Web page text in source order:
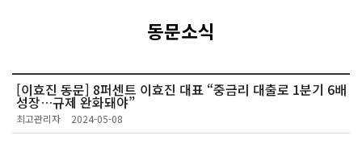
동문소식
[이효진 동문] 8퍼센트 이효진 대표 “중금리 대출로 1분기 6배
성장…규제 완화돼야”
최고관리자 2024-05-08